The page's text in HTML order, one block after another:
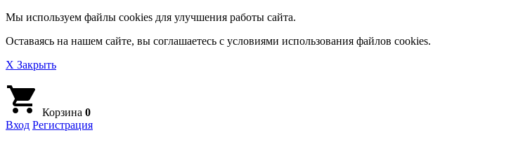
Мы используем файлы cookies для улучшения работы сайта.
Оставаясь на нашем сайте, вы соглашаетесь с условиями использования файлов cookies.
X Закрыть
Корзина 0
Вход Регистрация